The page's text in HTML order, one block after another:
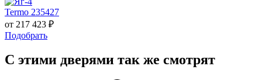
Termo 235427
от 217 423 ₽
Подобрать
С этими дверями так же смотрят